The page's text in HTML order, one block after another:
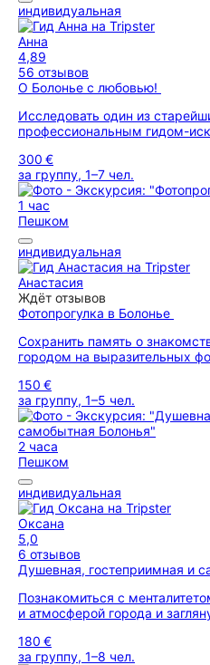
индивидуальная
Анна
4,89
56 отзывов
О Болонье с любовью!
Исследовать один из
профессиональным гидом-
300 €
за группу, 1–7 чел.
1 час
Пешком
индивидуальная
Анастасия
Ждёт отзывов
Фотопрогулка в Болонье
Сохранить память о
городом на выразительных
150 €
за группу, 1–5 чел.
2 часа
Пешком
индивидуальная
Оксана
5,0
6 отзывов
Душевная, гостеприимная и
Познакомиться с
и атмосферой города и
180 €
за группу, 1–8 чел.